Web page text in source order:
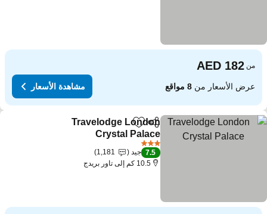
من
عرض الأسعار من8 مواقع مشاهدة الأسعار
مشاركةAdd to favorites
Travelodge London
Crystal Palace
7.5 جيد
1,181
10.5 كم إلى تاور بريدج